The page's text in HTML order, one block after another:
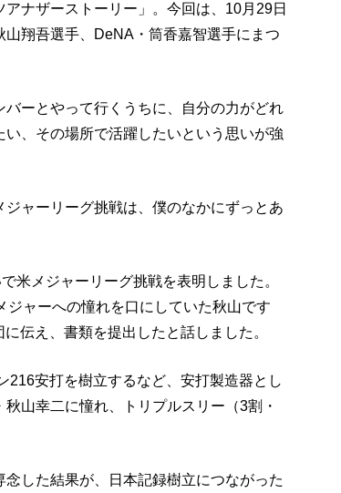
ナザーストーリー」。今回は、10月29日
翔吾選手、DeNA・筒香嘉智選手にまつ
バーとやって行くうちに、自分の力がどれ
、その場所で活躍したいという思いが強
ジャーリーグ挑戦は、僕のなかにずっとあ
米メジャーリーグ挑戦を表明しました。
ジャーへの憧れを口にしていた秋山です
伝え、書類を提出したと話しました。
216安打を樹立するなど、安打製造器とし
山幸二に憧れ、トリプルスリー（3割・
した結果が、日本記録樹立につながった